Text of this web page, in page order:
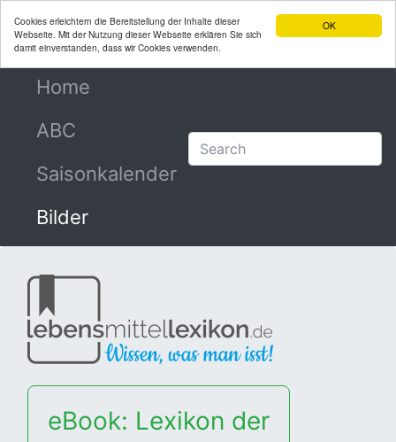
OK
Cookies erleichtern die Bereitstellung der Inhalte dieser
Webseite. Mit der Nutzung dieser Webseite erklären Sie sich
damit einverstanden, dass wir Cookies verwenden.
Home
ABC
Saisonkalender
Bilder
eBook: Lexikon der